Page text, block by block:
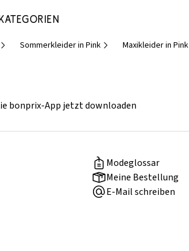
Sommerkleider in Pink Maxikleider in Pink
bonprix-App jetzt downloaden
Modeglossar
Meine Bestellung
E-Mail schreiben